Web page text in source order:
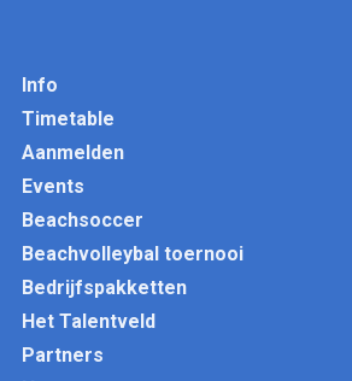
Info
Timetable
Aanmelden
Events
Beachsoccer
Beachvolleybal toernooi
Bedrijfspakketten
Het Talentveld
Partners